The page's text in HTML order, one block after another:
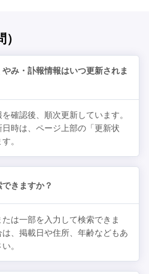
み・訃報情報はいつ更新されま
確認後、順次更新しています。
時は、ページ上部の「更新状
。
きますか？
は一部を入力して検索できま
、掲載日や住所、年齢などもあ
。